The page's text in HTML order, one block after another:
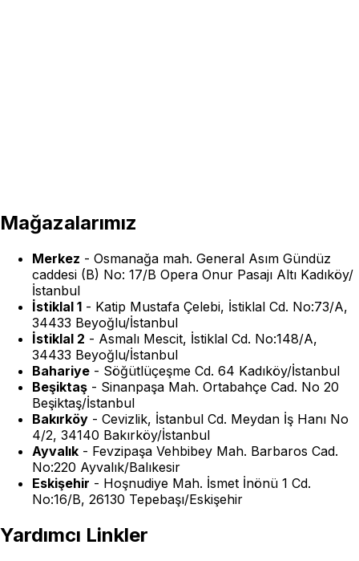
Mağazalarımız
Merkez - Osmanağa mah. General Asım Gündüz
caddesi (B) No: 17/B Opera Onur Pasajı Altı Kadıköy/
İstanbul
İstiklal 1 - Katip Mustafa Çelebi, İstiklal Cd. No:73/A,
34433 Beyoğlu/İstanbul
İstiklal 2 - Asmalı Mescit, İstiklal Cd. No:148/A,
34433 Beyoğlu/İstanbul
Bahariye - Söğütlüçeşme Cd. 64 Kadıköy/İstanbul
Beşiktaş - Sinanpaşa Mah. Ortabahçe Cad. No 20
Beşiktaş/İstanbul
Bakırköy - Cevizlik, İstanbul Cd. Meydan İş Hanı No
4/2, 34140 Bakırköy/İstanbul
Ayvalık - Fevzipaşa Vehbibey Mah. Barbaros Cad.
No:220 Ayvalık/Balıkesir
Eskişehir - Hoşnudiye Mah. İsmet İnönü 1 Cd.
No:16/B, 26130 Tepebaşı/Eskişehir
Yardımcı Linkler